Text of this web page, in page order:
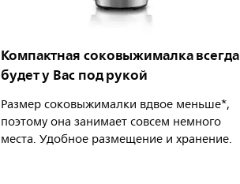
Компактная соковыжималка всегда
будет у Вас под рукой
Размер соковыжималки вдвое меньше*,
поэтому она занимает совсем немного
места. Удобное размещение и хранение.